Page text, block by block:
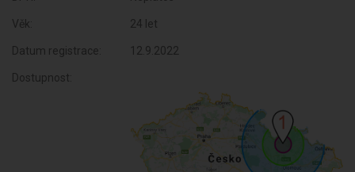
Věk: 24 let
Datum registrace: 12.9.2022
Dostupnost: